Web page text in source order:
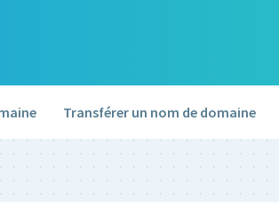
Transférer un nom de domaine